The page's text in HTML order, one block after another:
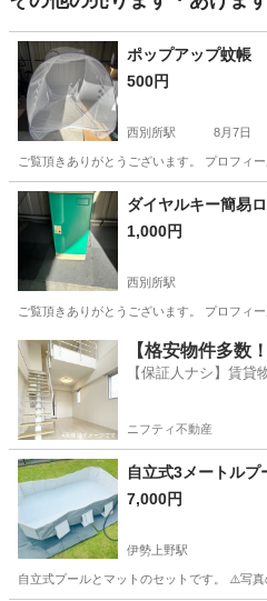
ポップアップ蚊帳
500円
西別所駅 8月7日
ご覧頂きありがとうございます。 プロフィ
三重 桑名市 西別所駅 その他
ダイヤルキー簡易
1,000円
西別所駅
ご覧頂きありがとうございます。 プロフィ
三重 桑名市 西別所駅 その他
【格安物件多数
【保証人ナシ】賃貸
ニフティ不動産
自立式3メートルプ
7,000円
伊勢上野駅
自立式プールとマットのセットです。 ⚠️写